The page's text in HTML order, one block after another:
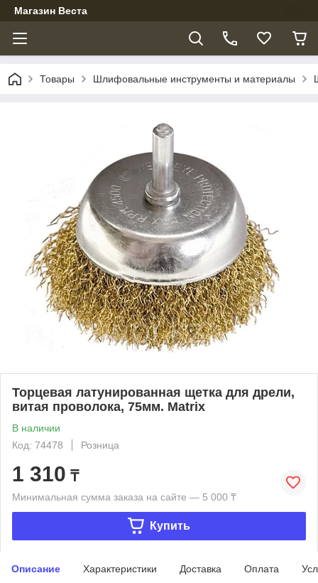
Магазин Веста
Товары Шлифовальные инструменты и материалы
Торцевая латунированная щетка для дрели,
витая проволока, 75мм. Matrix
В наличии
Код: 74478
Розница
1 310 ₸
Минимальная сумма заказа на сайте — 5 000 ₸
Купить
Описание Характеристики Доставка Оплата